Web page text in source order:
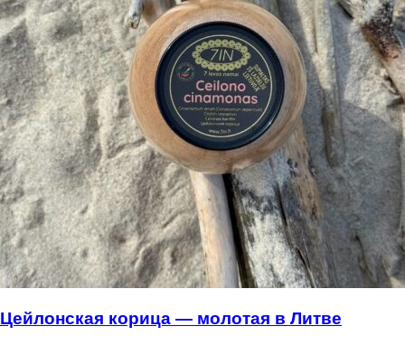
Цейлонская корица — молотая в Литве